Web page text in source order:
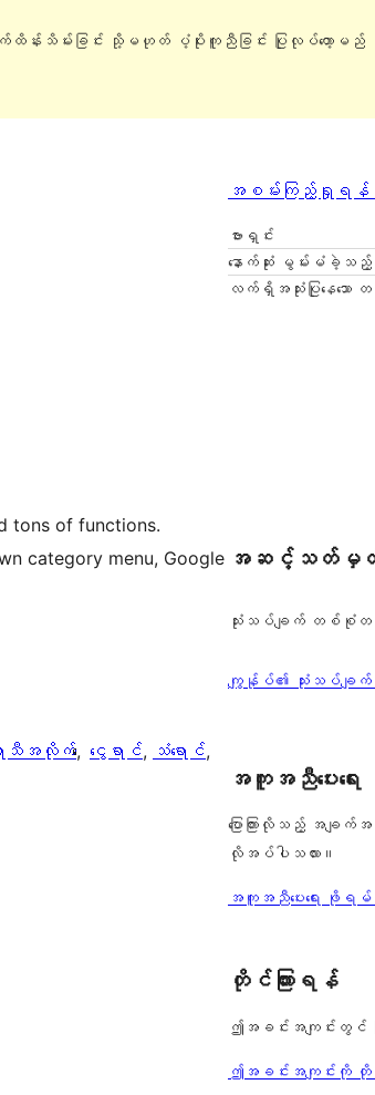
းသိမ်းခြင်း သို့မဟုတ် ပံ့ပိုးကူညီခြင်း ပြုလုပ်တော့မ
အစမ်းကြည့်ရှုရန်
ဗားရှင်း
နောက်ဆုံး မွမ်းမံခဲ့သ
လက်ရှိအသုံးပြုနေသော
tons of functions.
category menu, Google
ာသီအလိုက်, ေငွေရာင်, သံရောင်
အဆင့်သတ်မှတ်ခ
သုံးသပ်ချက် တစ်စုံတစ်
ကျွန်ုပ်၏ သုံးသပ်ချ
အကူအညီပေးရေး
ပြောကြားလိုသည့် အချ
လိုအပ်ပါသလား။
အကူအညီပေးရေး ဖို
တိုင်ကြားရန်
ဤအခင်းအကျင်းတွင် ကြီး
ဤအခင်းအကျင်းကို တို